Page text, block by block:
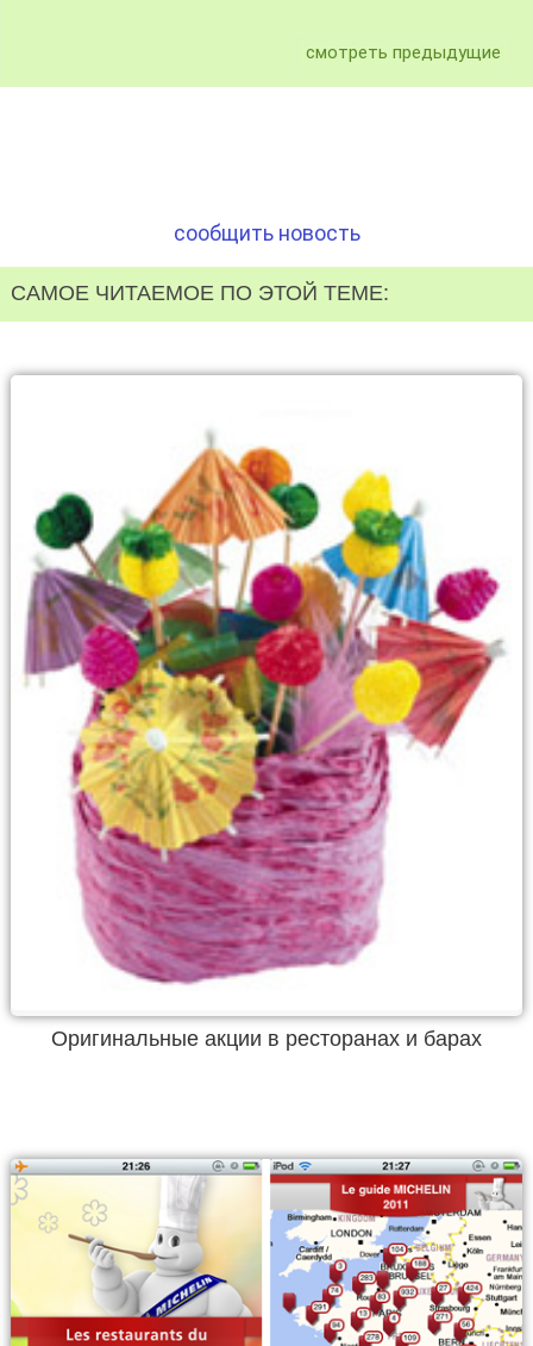
смотреть предыдущие
сообщить новость
САМОЕ ЧИТАЕМОЕ ПО ЭТОЙ ТЕМЕ:
Оригинальные акции в ресторанах и барах